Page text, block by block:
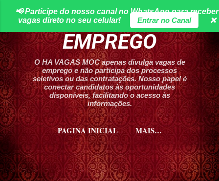
Pular para o conteúdo principal
HA VAGAS DE
EMPREGO
O HA VAGAS MOC apenas divulga vagas de
emprego e não participa dos processos
seletivos ou das contratações. Nosso papel é
conectar candidatos às oportunidades
disponíveis, facilitando o acesso às
informações.
📢 Participe do nosso canal no WhatsApp para receber
vagas direto no seu celular!
Entrar no Canal ❌
PAGINA INICIAL
MAIS…
CURSOS HA VAGAS MOC